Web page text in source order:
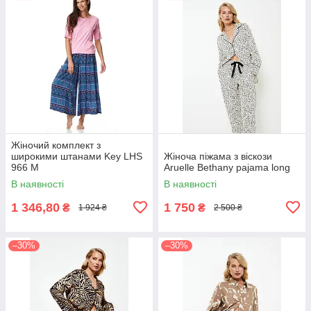
Жіночий комплект з
широкими штанами Key LHS
966 M
В наявності
1 346,80 ₴ 1 924 ₴
Жіноча піжама з віскози
Aruelle Bethany pajama long
В наявності
1 750 ₴ 2 500 ₴
–30% –30%